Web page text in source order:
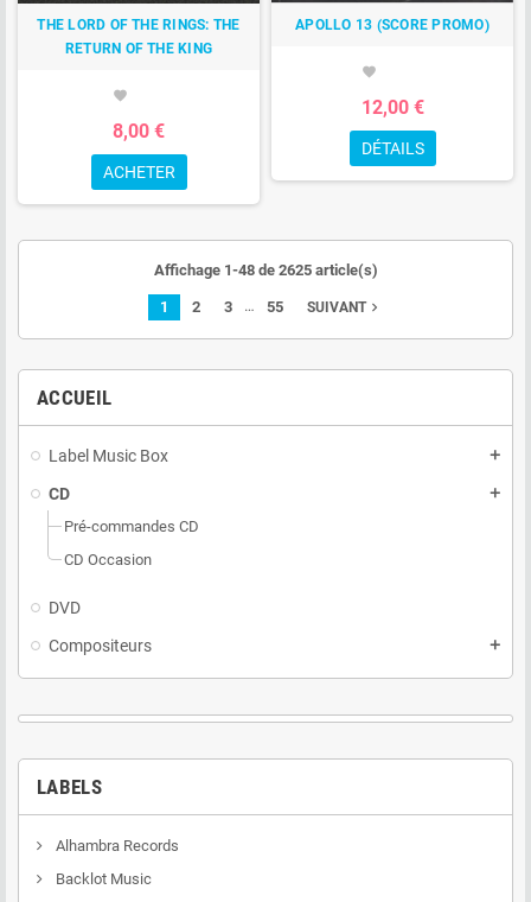
ACCUEIL
Label Music Box add
CD add
Pré-commandes CD
CD Occasion
DVD
Compositeurs
add
LABELS
Alhambra Records
Backlot Music
THE LORD OF THE RINGS: THE
RETURN OF THE KING
favorite
8,00 €
ACHETER
APOLLO 13 (SCORE PROMO)
favorite
12,00 €
DÉTAILS
Affichage 1-48 de 2625 article(s)
1 2 3 … 55 SUIVANTnavigate_next